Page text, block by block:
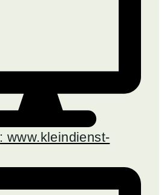
: www.kleindienst-